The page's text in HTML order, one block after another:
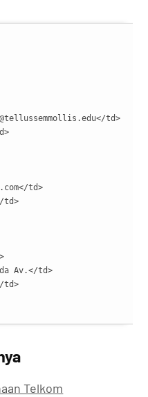
td>
td>
td>
Av.</td>
td>
Telkom